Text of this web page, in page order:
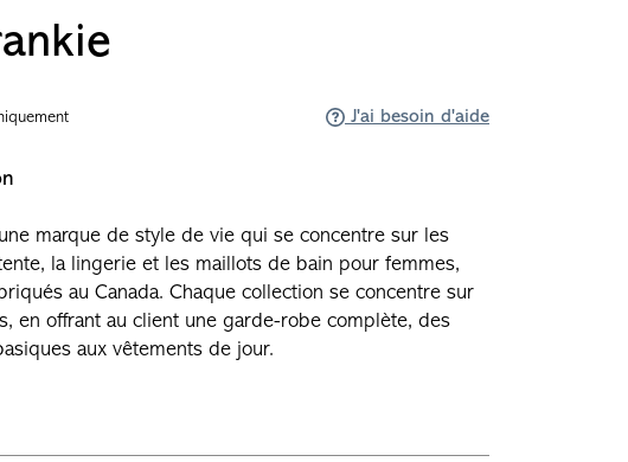
J'ai besoin d'aide
marque de style de vie qui se concentre sur les
la lingerie et les maillots de bain pour femmes,
au Canada. Chaque collection se concentre sur
en offrant au client une garde-robe complète, des
aux vêtements de jour.